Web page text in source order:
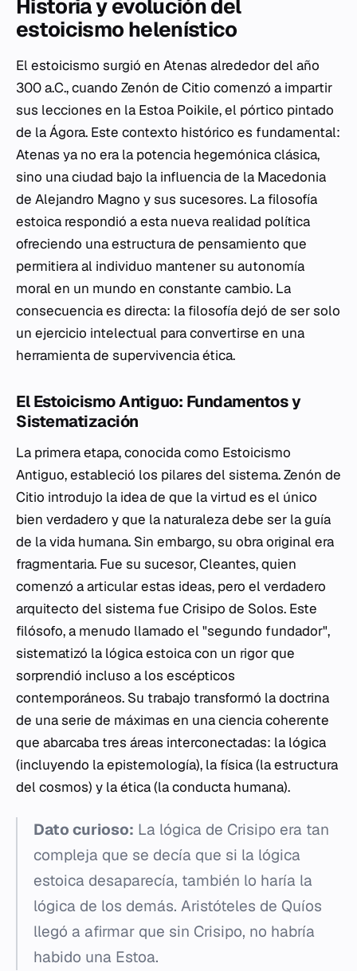
Historia y evolución del
estoicismo helenístico
El estoicismo surgió en Atenas alrededor del año
300 a.C., cuando Zenón de Citio comenzó a impartir
sus lecciones en la Estoa Poikile, el pórtico pintado
de la Ágora. Este contexto histórico es fundamental:
Atenas ya no era la potencia hegemónica clásica,
sino una ciudad bajo la influencia de la Macedonia
de Alejandro Magno y sus sucesores. La filosofía
estoica respondió a esta nueva realidad política
ofreciendo una estructura de pensamiento que
permitiera al individuo mantener su autonomía
moral en un mundo en constante cambio. La
consecuencia es directa: la filosofía dejó de ser solo
un ejercicio intelectual para convertirse en una
herramienta de supervivencia ética.
El Estoicismo Antiguo: Fundamentos y
Sistematización
La primera etapa, conocida como Estoicismo
Antiguo, estableció los pilares del sistema. Zenón de
Citio introdujo la idea de que la virtud es el único
bien verdadero y que la naturaleza debe ser la guía
de la vida humana. Sin embargo, su obra original era
fragmentaria. Fue su sucesor, Cleantes, quien
comenzó a articular estas ideas, pero el verdadero
arquitecto del sistema fue Crisipo de Solos. Este
filósofo, a menudo llamado el "segundo fundador",
sistematizó la lógica estoica con un rigor que
sorprendió incluso a los escépticos
contemporáneos. Su trabajo transformó la doctrina
de una serie de máximas en una ciencia coherente
que abarcaba tres áreas interconectadas: la lógica
(incluyendo la epistemología), la física (la estructura
del cosmos) y la ética (la conducta humana).
Dato curioso: La lógica de Crisipo era tan
compleja que se decía que si la lógica
estoica desaparecía, también lo haría la
lógica de los demás. Aristóteles de Quíos
llegó a afirmar que sin Crisipo, no habría
habido una Estoa.